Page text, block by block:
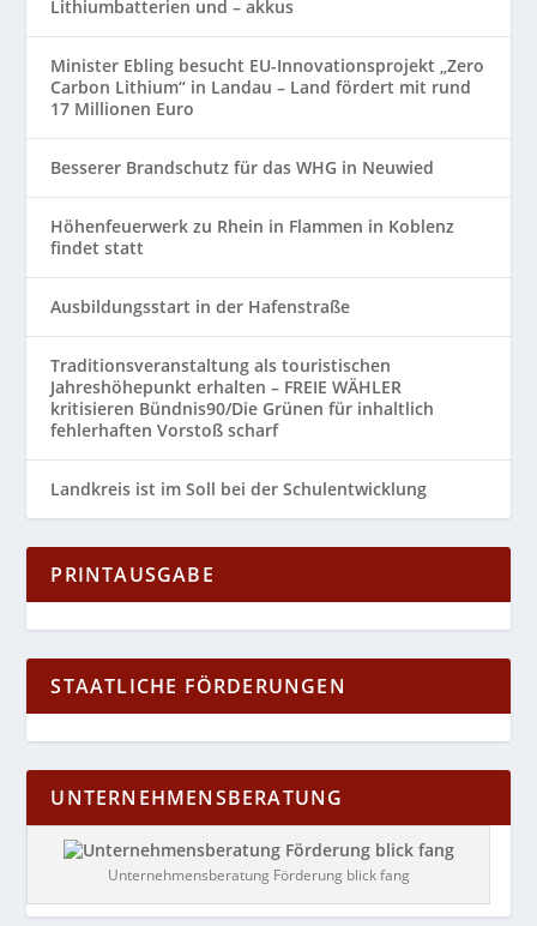
Lithiumbatterien und – akkus
Minister Ebling besucht EU-Innovationsprojekt „Zero
Carbon Lithium“ in Landau – Land fördert mit rund
17 Millionen Euro
Besserer Brandschutz für das WHG in Neuwied
Höhenfeuerwerk zu Rhein in Flammen in Koblenz
findet statt
Ausbildungsstart in der Hafenstraße
Traditionsveranstaltung als touristischen
Jahreshöhepunkt erhalten – FREIE WÄHLER
kritisieren Bündnis90/Die Grünen für inhaltlich
fehlerhaften Vorstoß scharf
Landkreis ist im Soll bei der Schulentwicklung
PRINTAUSGABE
STAATLICHE FÖRDERUNGEN
UNTERNEHMENSBERATUNG
Unternehmensberatung Förderung blick fang